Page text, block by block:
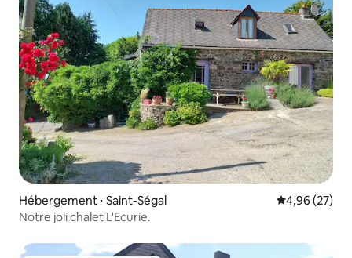
Hébergement ⋅ Saint-Ségal Évaluation
4,96 (27)
Notre joli chalet L'Ecurie.